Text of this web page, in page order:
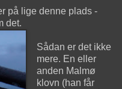
på lige denne plads -
det.
Sådan er det ikke
mere. En eller
anden Malmø
klovn (han får